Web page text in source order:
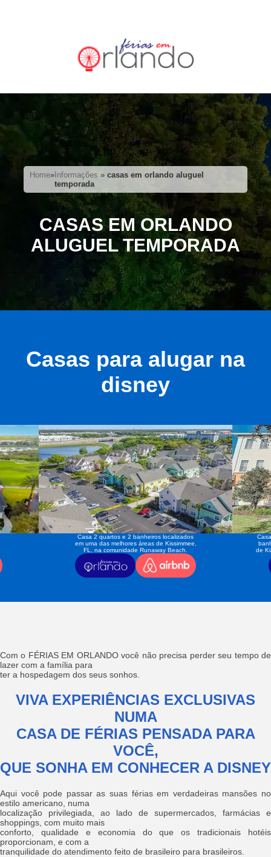
Home» Informações »casas em orlando aluguel
temporada
CASAS EM ORLANDO
ALUGUEL TEMPORADA
Casas para alugar na
disney
Casa 2 quartos e 2 banheiros localizados
em uma das melhores áreas de Kissimmee,
FL, na comunidade Runaway Beach.
de
Com o FÉRIAS EM ORLANDO você não precisa perder seu tempo de
lazer com a família para
ter a hospedagem dos seus sonhos.
VIVA EXPERIÊNCIAS EXCLUSIVAS
NUMA
CASA DE FÉRIAS PENSADA PARA
VOCÊ,
QUE SONHA EM CONHECER A DISNEY
Aqui você pode passar as suas férias em verdadeiras mansões no
estilo americano, numa
localização privilegiada, ao lado de supermercados, farmácias e
shoppings, com muito mais
conforto, qualidade e economia do que os tradicionais hotéis
proporcionam, e com a
tranquilidade do atendimento feito de brasileiro para brasileiros.